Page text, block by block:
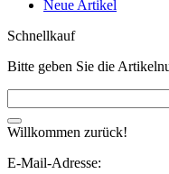
Neue Artikel
Schnellkauf
Bitte geben Sie die
Willkommen zurück!
E-Mail-Adresse: